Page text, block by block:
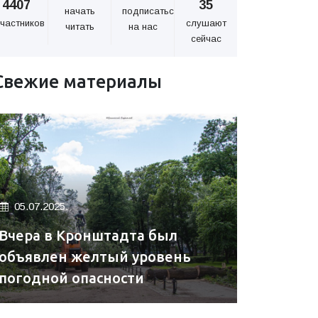
4407
начать
читать
подписаться
на нас
35
слушают
сейчас
материалы
05.07.2025.
в Кронштадта был
желтый уровень
опасности